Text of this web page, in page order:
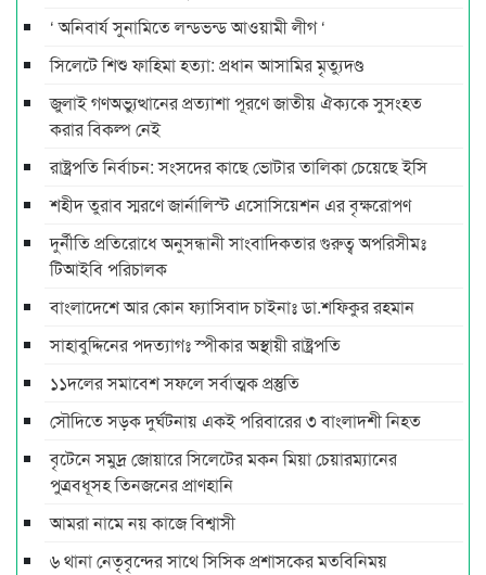
‘ অনিবার্য সুনামিতে লন্ডভন্ড আওয়ামী লীগ ‘
সিলেটে শিশু ফাহিমা হত্যা: প্রধান আসামির মৃত্যুদণ্ড
জুলাই গণঅভ্যুত্থানের প্রত্যাশা পূরণে জাতীয় ঐক্যকে সুসংহত
করার বিকল্প নেই
রাষ্ট্রপতি নির্বাচন: সংসদের কাছে ভোটার তালিকা চেয়েছে ইসি
শহীদ তুরাব স্মরণে জার্নালিস্ট এসোসিয়েশন এর বৃক্ষরোপণ
দুর্নীতি প্রতিরোধে অনুসন্ধানী সাংবাদিকতার গুরুত্ব অপরিসীমঃ
টিআইবি পরিচালক
বাংলাদেশে আর কোন ফ্যাসিবাদ চাইনাঃ ডা.শফিকুর রহমান
সাহাবুদ্দিনের পদত্যাগঃ স্পীকার অস্থায়ী রাষ্ট্রপতি
১১দলের সমাবেশ সফলে সর্বাত্মক প্রস্তুতি
সৌদিতে সড়ক দুর্ঘটনায় একই পরিবারের ৩ বাংলাদশী নিহত
বৃটেনে সমুদ্র জোয়ারে সিলেটের মকন মিয়া চেয়ারম্যানের
পুত্রবধূসহ তিনজনের প্রাণহানি
আমরা নামে নয় কাজে বিশ্বাসী
৬ থানা নেতৃবৃন্দের সাথে সিসিক প্রশাসকের মতবিনিময়